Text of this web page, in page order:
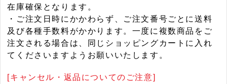
在庫確保となります。
・ご注文日時にかかわらず、ご注文番号ごとに送料
及び各種手数料がかかります。一度に複数商品をご
注文される場合は、同じショッピングカートに入れ
てくださいますようお願いいたします。
[キャンセル・返品についてのご注意]